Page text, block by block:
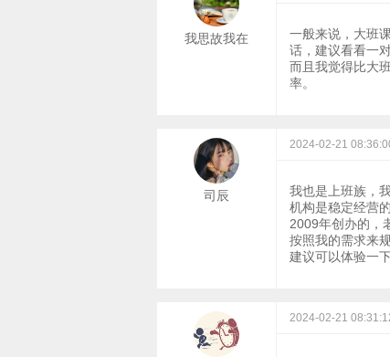
我思故我在
一般来说，大班
话，建议看看一
而且我觉得比大
率。
司辰
2024-02-21
我也是上班族，
机构是稳定经营
2009年创办的，
按照我的需求来
建议可以体验一
2024-02-21